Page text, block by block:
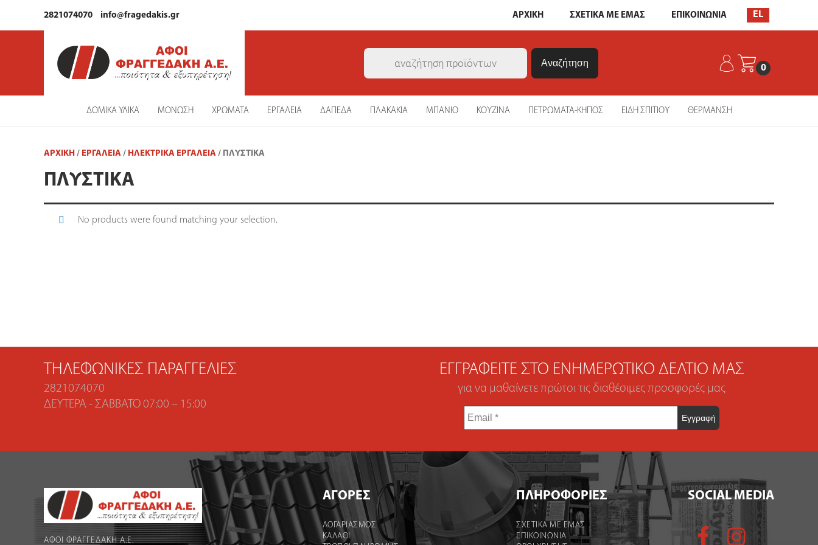
2821074070 info@fragedakis.gr ΑΡΧΙΚΗ ΣΧΕΤΙΚΑ ΜΕ ΕΜΑΣ ΕΠΙΚΟΙΝΩΝΙΑ EL
search
0
ΔΟΜΙΚΑ ΥΛΙΚΑ ΜΟΝΩΣΗ ΧΡΩΜΑΤΑ ΕΡΓΑΛΕΙΑ ΔΑΠΕΔΑ ΠΛΑΚΑΚΙΑ ΜΠΑΝΙΟ ΚΟΥΖΙΝΑ ΠΕΤΡΩΜΑΤΑ-ΚΗΠΟΣ ΕΙΔΗ ΣΠΙΤΙΟΥ ΘΕΡΜΑΝΣΗ
ΑΡΧΙΚΉ / ΕΡΓΑΛΕΙΑ / ΗΛΕΚΤΡΙΚΆ ΕΡΓΑΛΕΊΑ / ΠΛΥΣΤΙΚΆ
ΠΛΥΣΤΙΚΆ
No products were found matching your selection.
ΤΗΛΕΦΩΝΙΚΈΣ ΠΑΡΑΓΓΕΛΊΕΣ
2821074070
ΔΕΥΤΈΡΑ - ΣΆΒΒΑΤΟ 07:00 – 15:00
ΕΓΓΡΑΦΕΊΤΕ ΣΤΟ ΕΝΗΜΕΡΩΤΙΚΌ ΔΕΛΤΊΟ ΜΑΣ
για να μαθαίνετε πρώτοι τις διαθέσιμες προσφορές μας
ΑΦΟΙ ΦΡΑΓΓΕΔΑΚΗ Α.Ε.
ΑΓΟΡΕΣ
ΛΟΓΑΡΙΑΣΜΌΣ
ΚΑΛΆΘΙ
ΠΛΗΡΟΦΟΡΙΕΣ
ΣΧΕΤΙΚΑ ΜΕ ΕΜΑΣ
ΕΠΙΚΟΙΝΩΝΙΑ
SOCIAL MEDIA